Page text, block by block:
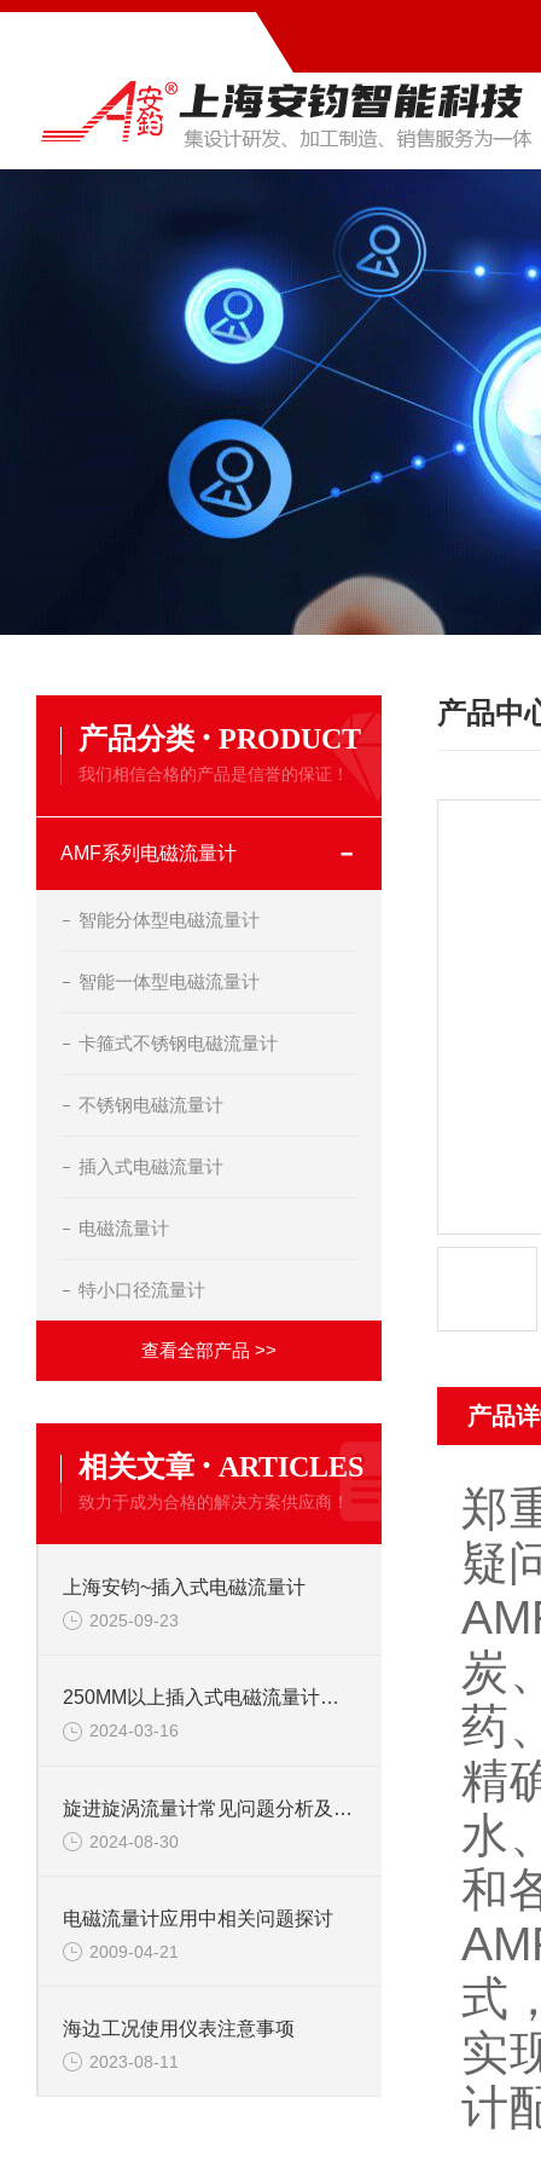
产品分类 · PRODUCT
我们相信合格的产品是信誉的保证！
AMF系列电磁流量计
智能分体型电磁流量计
智能一体型电磁流量计
卡箍式不锈钢电磁流量计
不锈钢电磁流量计
插入式电磁流量计
电磁流量计
特小口径流量计
查看全部产品 >>
相关文章 · ARTICLES
致力于成为合格的解决方案供应商！
上海安钧~插入式电磁流量计
2025-09-23
250MM以上插入式电磁流量计的安装注意事项
2024-03-16
旋进旋涡流量计常见问题分析及解决方法
2024-08-30
电磁流量计应用中相关问题探讨
2009-04-21
海边工况使用仪表注意事项
2023-08-11
产品中
产品
郑
疑
炭
药
精
水
和
式
实
计